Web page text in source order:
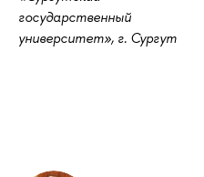
государственный
университет», г. Сургут